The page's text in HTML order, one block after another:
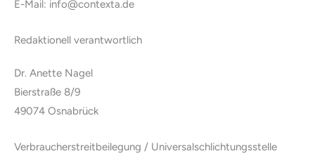
E-Mail: info@contexta.de
Redaktionell verantwortlich
Dr. Anette Nagel
Bierstraße 8/9
49074 Osnabrück
Verbraucher­streit­beilegung / Universal­schlichtungs­stelle